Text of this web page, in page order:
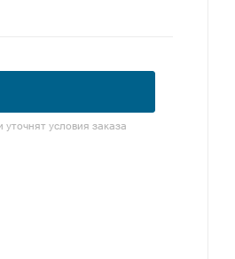
условия заказа